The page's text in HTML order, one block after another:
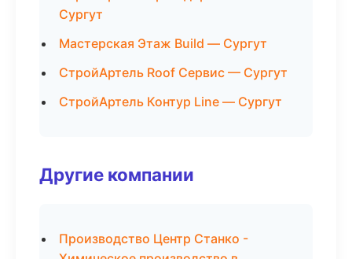
Сургут
Мастерская Этаж Build — Сургут
СтройАртель Roof Сервис — Сургут
СтройАртель Контур Line — Сургут
Другие компании
Производство Центр Станко -